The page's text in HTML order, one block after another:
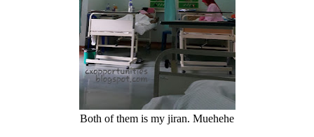
Both of them is my jiran. Muehehe